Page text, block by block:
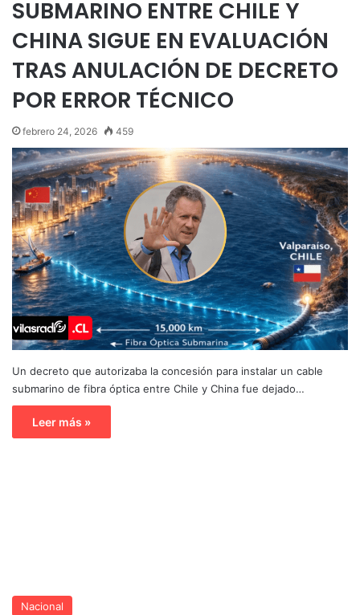
SUBMARINO ENTRE CHILE Y
CHINA SIGUE EN EVALUACIÓN
TRAS ANULACIÓN DE DECRETO
POR ERROR TÉCNICO
febrero 24, 2026 459
Un decreto que autorizaba la concesión para instalar un cable
submarino de fibra óptica entre Chile y China fue dejado…
Leer más »
Nacional